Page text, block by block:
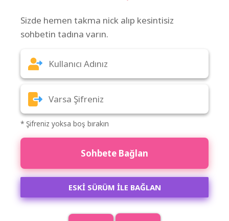
Sizde hemen takma nick alıp kesintisiz
sohbetin tadına varın.
* Şifreniz yoksa boş bırakın
Sohbete Bağlan
ESKİ SÜRÜM İLE BAĞLAN